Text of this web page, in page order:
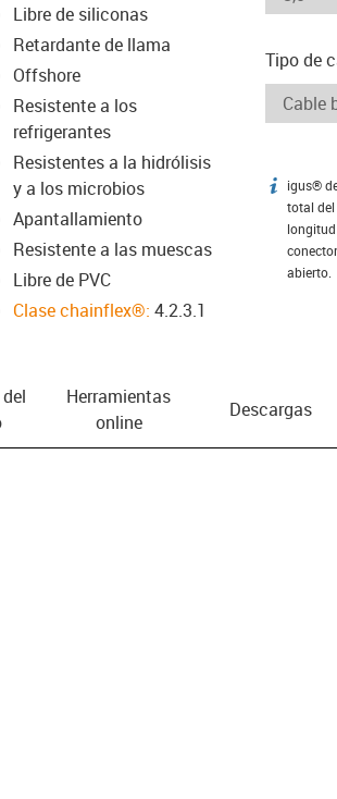
Libre de siliconas
Retardante de llama
Offshore
Resistente a los
refrigerantes
Resistentes a la hidrólisis
y a los microbios
Apantallamiento
Resistente a las muescas
Libre de PVC
Clase chainflex®: 4.2.3.1
Tipo de
igus-igus®
total del
abierto.
Herramientas
online
Descargas